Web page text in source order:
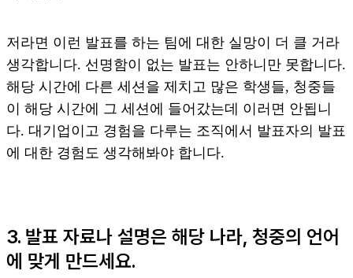
저라면 이런 발표를 하는 팀에 대한 실망이 더 클 거라
생각합니다. 선명함이 없는 발표는 안하니만 못합니다.
해당 시간에 다른 세션을 제치고 많은 학생들, 청중들
이 해당 시간에 그 세션에 들어갔는데 이러면 안됩니
다. 대기업이고 경험을 다루는 조직에서 발표자의 발표
에 대한 경험도 생각해봐야 합니다.
3. 발표 자료나 설명은 해당 나라, 청중의 언어
에 맞게 만드세요.